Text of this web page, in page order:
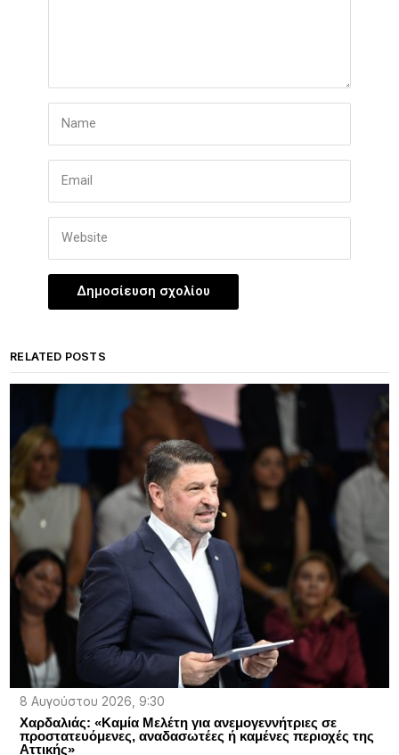
RELATED POSTS
8 Αυγούστου 2026, 9:30
Χαρδαλιάς: «Καμία Μελέτη για ανεμογεννήτριες σε
προστατευόμενες, αναδασωτέες ή καμένες περιοχές της
Αττικής»